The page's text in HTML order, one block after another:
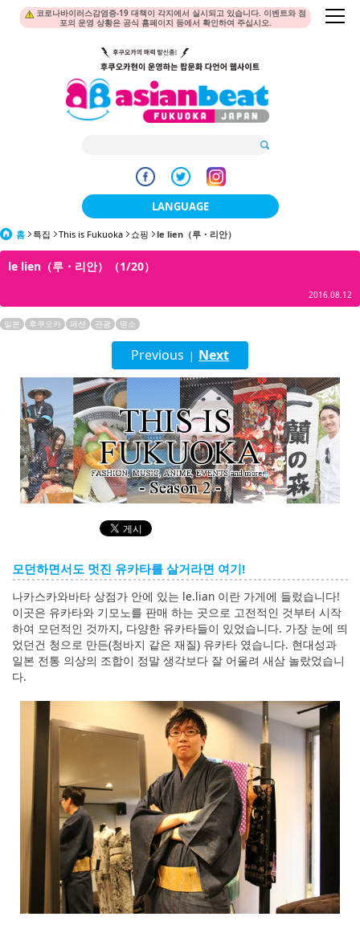
코로나바이러스감염증-19 대책이 각지에서 실시되고 있습니다. 이벤트와 점
포의 운영 상황은 공식 홈페이지 등에서 확인하여 주십시오.
LANGUAGE
日本語
English
ภาษาไทย
tiéng Viêt
Bahasa Indonesia
홈 특집 This is Fukuoka 쇼핑 le lien（루・리안）
le lien（루・리안）（1/20）
2016.08.12
일본 후쿠오카 패션 관광 명소
Previous | Next
모던하면서도 멋진 유카타를 살거라면 여기!
나카스카와바타 상점가 안에 있는 le.lian 이란 가게에 들렀습니다!
이곳은 유카타와 기모노를 판매 하는 곳으로 고전적인 것부터 시작
하여 모던적인 것까지, 다양한 유카타들이 있었습니다. 가장 눈에 띄
었던건 청으로 만든(청바지 같은 재질) 유카타 였습니다. 현대성과
일본 전통 의상의 조합이 정말 생각보다 잘 어울려 새삼 놀랐었습니
다.